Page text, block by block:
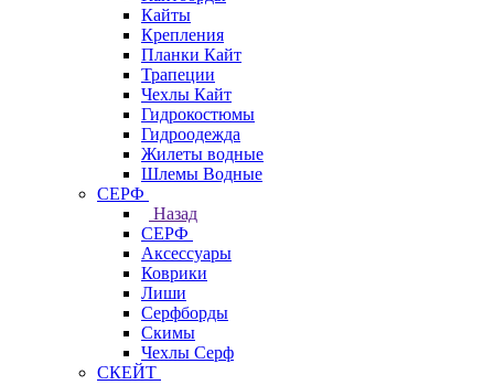
Кайты
Крепления
Планки Кайт
Трапеции
Чехлы Кайт
Гидрокостюмы
Гидроодежда
Жилеты водные
Шлемы Водные
СЕРФ
Назад
СЕРФ
Аксессуары
Коврики
Лиши
Серфборды
Скимы
Чехлы Cерф
СКЕЙТ